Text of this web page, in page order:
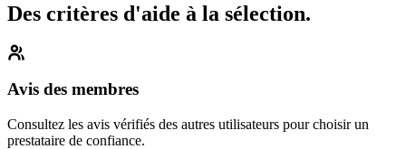
Des critères d'aide à la sélection.
Avis des membres
Consultez les avis vérifiés des autres utilisateurs pour choisir un
prestataire de confiance.